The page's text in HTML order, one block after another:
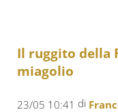
Il ruggito della
miagolio
23/05 10:41 di